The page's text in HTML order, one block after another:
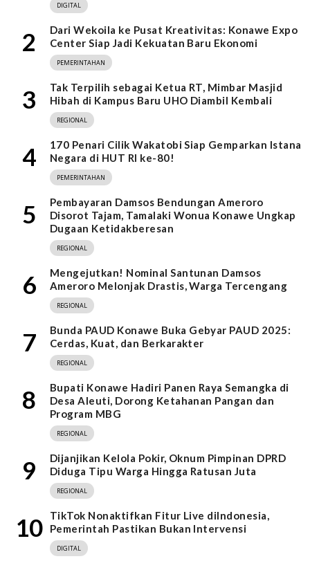
DIGITAL
2
Dari Wekoila ke Pusat Kreativitas: Konawe Expo
Center Siap Jadi Kekuatan Baru Ekonomi
PEMERINTAHAN
3
Tak Terpilih sebagai Ketua RT, Mimbar Masjid
Hibah di Kampus Baru UHO Diambil Kembali
REGIONAL
4
170 Penari Cilik Wakatobi Siap Gemparkan Istana
Negara di HUT RI ke-80!
PEMERINTAHAN
5
Pembayaran Damsos Bendungan Ameroro
Disorot Tajam, Tamalaki Wonua Konawe Ungkap
Dugaan Ketidakberesan
REGIONAL
6
Mengejutkan! Nominal Santunan Damsos
Ameroro Melonjak Drastis, Warga Tercengang
REGIONAL
7
Bunda PAUD Konawe Buka Gebyar PAUD 2025:
Cerdas, Kuat, dan Berkarakter
REGIONAL
8
Bupati Konawe Hadiri Panen Raya Semangka di
Desa Aleuti, Dorong Ketahanan Pangan dan
Program MBG
REGIONAL
9
Dijanjikan Kelola Pokir, Oknum Pimpinan DPRD
Diduga Tipu Warga Hingga Ratusan Juta
REGIONAL
10
TikTok Nonaktifkan Fitur Live diIndonesia,
Pemerintah Pastikan Bukan Intervensi
DIGITAL